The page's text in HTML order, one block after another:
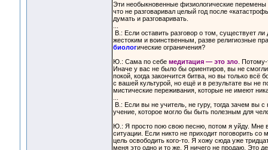
Эти необыкновенные физиологические
что не разговаривал целый год после
думать и разговаривать.
В.: Если оставить разговор о том, существует
жестоким и воинственным, разве религиозные
биологические ограничения?
Ю.: Сама по себе медитация — это зло. Потому-
Иначе у вас не было бы ориентиров, вы не
покой, когда закончится битва, но вы только
с вашей культурой, но ещё и в результате вы не
мистические переживания, которые не имеют
В.: Если вы не учитель, не гуру, тогда зачем вы
учение, которое могло бы быть полезным для
Ю.: Я просто пою свою песню, потом я уйду. Мне
ситуации. Если никто не приходит поговорить
цель освободить кого-то. Я хожу сюда уже
меня это одно и то же. Я ничего не продаю. Это